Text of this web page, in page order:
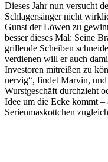
Dieses Jahr nun versucht
Schlagersänger nicht
Gunst der Löwen zu
besser dieses Mal: Seine
grillende Scheiben
verdienen will er auch
Investoren mitreißen zu
nervig“, findet Marvin,
Wurstgeschäft durchzieht
Idee um die Ecke kommt –
Serienmaskottchen